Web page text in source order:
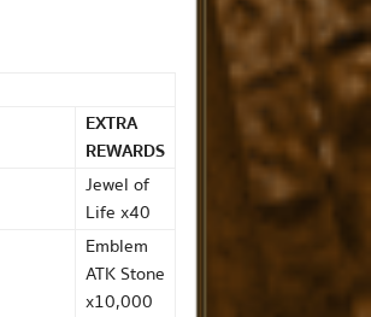
EXTRA
REWARDS
Jewel of
Life x40
Emblem
ATK Stone
x10,000